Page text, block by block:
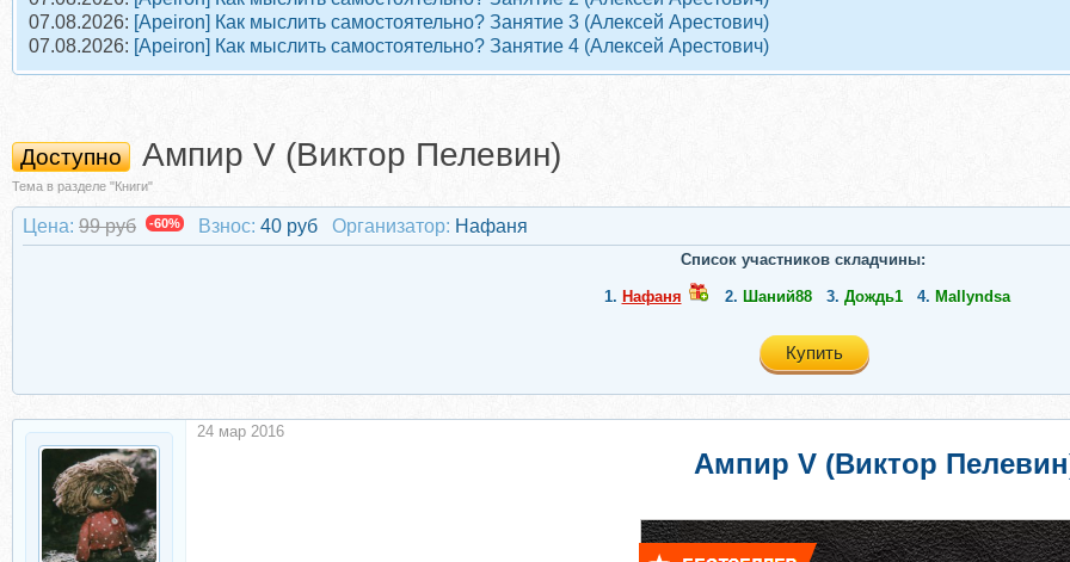
07.08.2026: [Apeiron] Как мыслить самостоятельно? Занятие 3 (Алексей Арестович)
07.08.2026: [Apeiron] Как мыслить самостоятельно? Занятие 4 (Алексей Арестович)
Доступно Ампир V (Виктор Пелевин)
Тема в разделе "Книги"
Цена: 99 руб -60% Взнос: 40 руб Организатор: Нафаня
Список участников складчины:
1. Нафаня 2. Шаний88 3. Дождь1 4. Mallyndsa
Купить
Ампир V (Виктор
24 мар 2016